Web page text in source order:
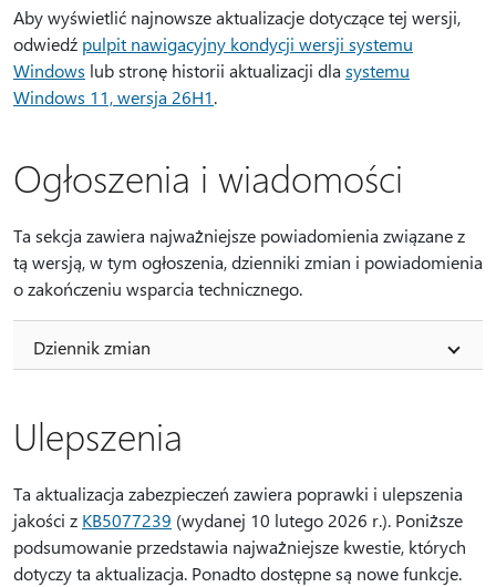
Aby wyświetlić najnowsze aktualizacje dotyczące tej wersji,
odwiedź pulpit nawigacyjny kondycji wersji systemu
Windows lub stronę historii aktualizacji dla systemu
Windows 11, wersja 26H1.
Ogłoszenia i wiadomości
Ta sekcja zawiera najważniejsze powiadomienia związane z
tą wersją, w tym ogłoszenia, dzienniki zmian i powiadomienia
o zakończeniu wsparcia technicznego.
Dziennik zmian
Ulepszenia
Ta aktualizacja zabezpieczeń zawiera poprawki i ulepszenia
jakości z KB5077239 (wydanej 10 lutego 2026 r.). Poniższe
podsumowanie przedstawia najważniejsze kwestie, których
dotyczy ta aktualizacja. Ponadto dostępne są nowe funkcje.